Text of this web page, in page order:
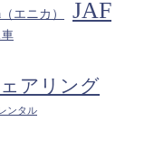
エニカ） JAF
車
アリング
ンタル